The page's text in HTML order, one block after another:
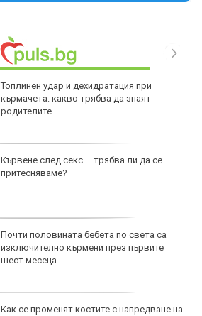
Топлинен удар и дехидратация при
кърмачета: какво трябва да знаят
родителите
Кървене след секс – трябва ли да се
притесняваме?
Почти половината бебета по света са
изключително кърмени през първите
шест месеца
Как се променят костите с напредване на